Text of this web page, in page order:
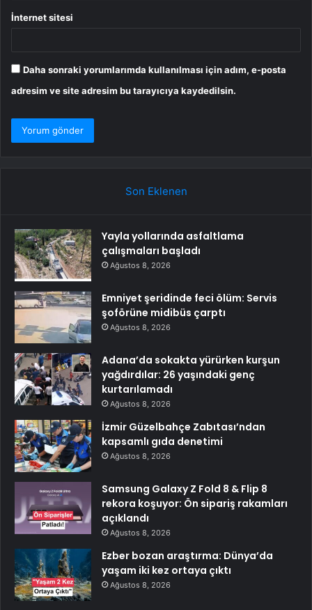
İnternet sitesi
Daha sonraki yorumlarımda kullanılması için adım, e-posta
adresim ve site adresim bu tarayıcıya kaydedilsin.
Son Eklenen
Yayla yollarında asfaltlama
çalışmaları başladı
Ağustos 8, 2026
Emniyet şeridinde feci ölüm: Servis
şoförüne midibüs çarptı
Ağustos 8, 2026
Adana’da sokakta yürürken kurşun
yağdırdılar: 26 yaşındaki genç
kurtarılamadı
Ağustos 8, 2026
İzmir Güzelbahçe Zabıtası’ndan
kapsamlı gıda denetimi
Ağustos 8, 2026
Samsung Galaxy Z Fold 8 & Flip 8
rekora koşuyor: Ön sipariş rakamları
açıklandı
Ağustos 8, 2026
Ezber bozan araştırma: Dünya’da
yaşam iki kez ortaya çıktı
Ağustos 8, 2026